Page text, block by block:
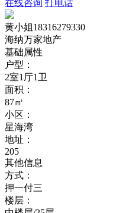
在线咨询 打电话
黄小姐18316279330
海纳万家地产
基础属性
户型：
2室1厅1卫
面积：
87㎡
小区：
星海湾
地址：
205
其他信息
方式：
押一付三
楼层：